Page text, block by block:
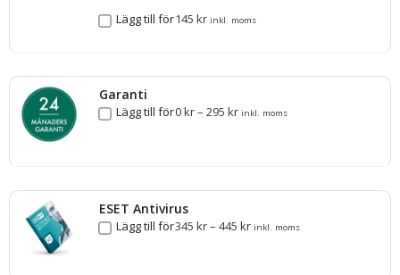
Lägg till för145kr inkl. moms
Garanti
Lägg till för0kr–295kr inkl. moms
ESET Antivirus
Lägg till för345kr–445kr inkl. moms